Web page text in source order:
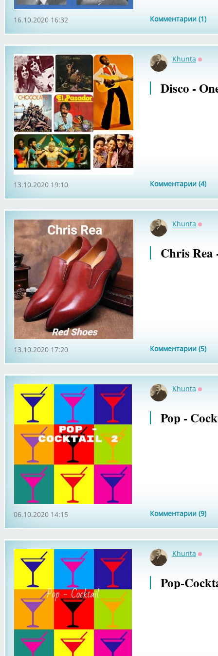
Комментарии (1)
16.10.2020 16:32
Khunta
Disco -
Комментарии (4)
13.10.2020 19:10
Khunta
Chris Rea
Комментарии (5)
13.10.2020 17:20
Khunta
Pop -
Комментарии (9)
06.10.2020 14:15
Khunta
Pop-